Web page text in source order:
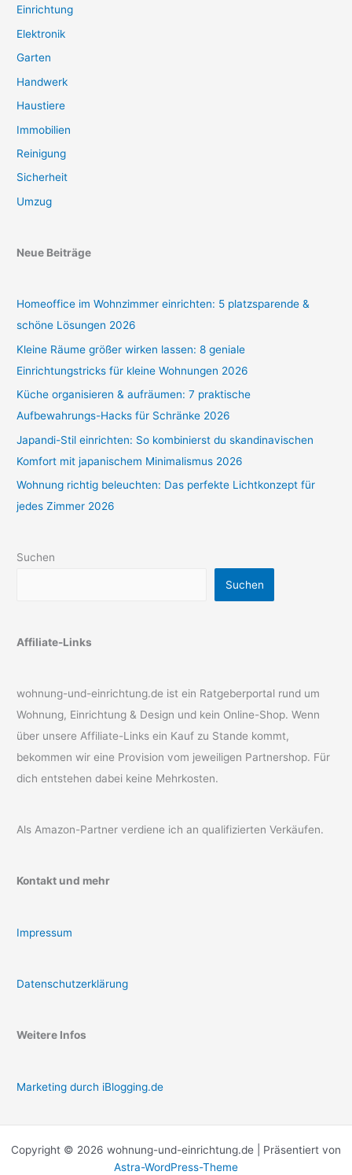
Einrichtung
Elektronik
Garten
Handwerk
Haustiere
Immobilien
Reinigung
Sicherheit
Umzug
Neue Beiträge
Homeoffice im Wohnzimmer einrichten: 5 platzsparende &
schöne Lösungen 2026
Kleine Räume größer wirken lassen: 8 geniale
Einrichtungstricks für kleine Wohnungen 2026
Küche organisieren & aufräumen: 7 praktische
Aufbewahrungs-Hacks für Schränke 2026
Japandi-Stil einrichten: So kombinierst du skandinavischen
Komfort mit japanischem Minimalismus 2026
Wohnung richtig beleuchten: Das perfekte Lichtkonzept für
jedes Zimmer 2026
Suchen
Suchen
Affiliate-Links
wohnung-und-einrichtung.de ist ein Ratgeberportal rund um
Wohnung, Einrichtung & Design und kein Online-Shop. Wenn
über unsere Affiliate-Links ein Kauf zu Stande kommt,
bekommen wir eine Provision vom jeweiligen Partnershop. Für
dich entstehen dabei keine Mehrkosten.
Als Amazon-Partner verdiene ich an qualifizierten Verkäufen.
Kontakt und mehr
Impressum
Datenschutzerklärung
Weitere Infos
Marketing durch iBlogging.de
Copyright © 2026 wohnung-und-einrichtung.de | Präsentiert von
Astra-WordPress-Theme